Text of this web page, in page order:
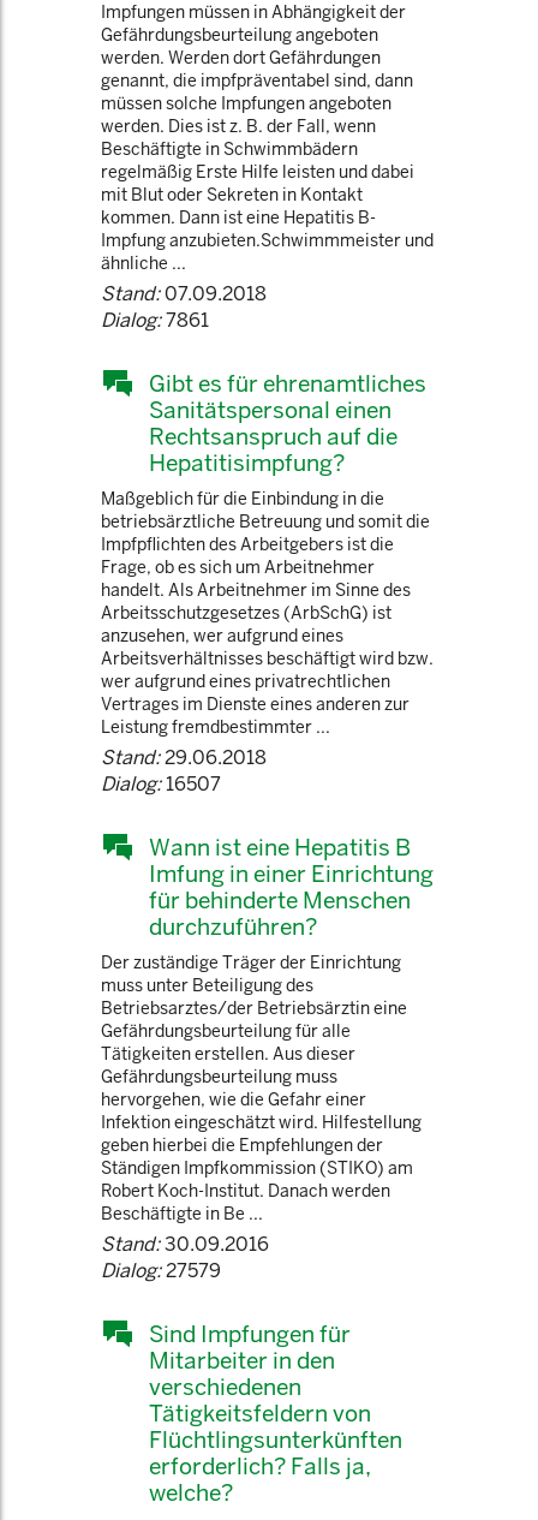
Impfungen müssen in Abhängigkeit der
Gefährdungsbeurteilung angeboten
werden. Werden dort Gefährdungen
genannt, die impfpräventabel sind, dann
müssen solche Impfungen angeboten
werden. Dies ist z. B. der Fall, wenn
Beschäftigte in Schwimmbädern
regelmäßig Erste Hilfe leisten und dabei
mit Blut oder Sekreten in Kontakt
kommen. Dann ist eine Hepatitis B-
Impfung anzubieten.Schwimmmeister und
ähnliche ...
Stand:07.09.2018
Dialog:7861
Gibt es für ehrenamtliches
Sanitätspersonal einen
Rechtsanspruch auf die
Hepatitisimpfung?
Maßgeblich für die Einbindung in die
betriebsärztliche Betreuung und somit die
Impfpflichten des Arbeitgebers ist die
Frage, ob es sich um Arbeitnehmer
handelt. Als Arbeitnehmer im Sinne des
Arbeitsschutzgesetzes (ArbSchG) ist
anzusehen, wer aufgrund eines
Arbeitsverhältnisses beschäftigt wird bzw.
wer aufgrund eines privatrechtlichen
Vertrages im Dienste eines anderen zur
Leistung fremdbestimmter ...
Stand:29.06.2018
Dialog:16507
Wann ist eine Hepatitis B
Imfung in einer Einrichtung
für behinderte Menschen
durchzuführen?
Der zuständige Träger der Einrichtung
muss unter Beteiligung des
Betriebsarztes/der Betriebsärztin eine
Gefährdungsbeurteilung für alle
Tätigkeiten erstellen. Aus dieser
Gefährdungsbeurteilung muss
hervorgehen, wie die Gefahr einer
Infektion eingeschätzt wird. Hilfestellung
geben hierbei die Empfehlungen der
Ständigen Impfkommission (STIKO) am
Robert Koch-Institut. Danach werden
Beschäftigte in Be ...
Stand:30.09.2016
Dialog:27579
Sind Impfungen für
Mitarbeiter in den
verschiedenen
Tätigkeitsfeldern von
Flüchtlingsunterkünften
erforderlich? Falls ja,
welche?